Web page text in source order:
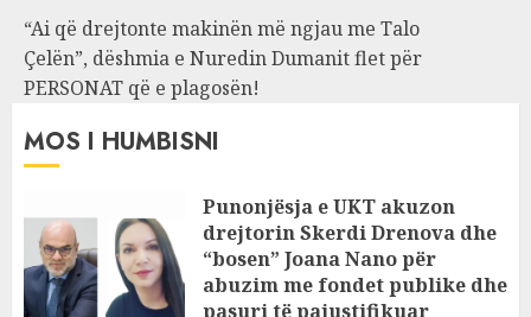
“Ai që drejtonte makinën më ngjau me Talo
Çelën”, dëshmia e Nuredin Dumanit flet për
PERSONAT që e plagosën!
MOS I HUMBISNI
Punonjësja e UKT akuzon
drejtorin Skerdi Drenova dhe
“bosen” Joana Nano për
abuzim me fondet publike dhe
pasuri të pajustifikuar